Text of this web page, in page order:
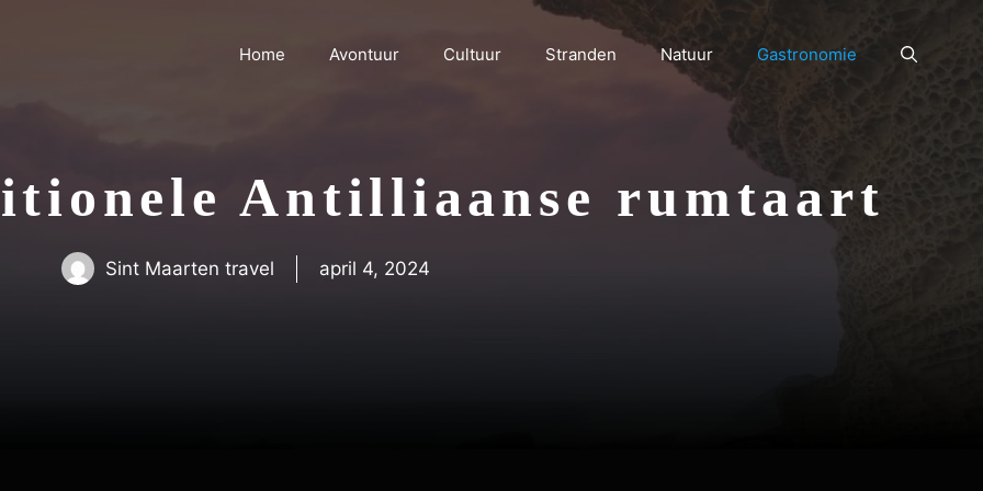
Home Avontuur Cultuur Stranden Natuur Gastronomie
Antilliaanse rumtaart
Sint Maarten travel april 4, 2024